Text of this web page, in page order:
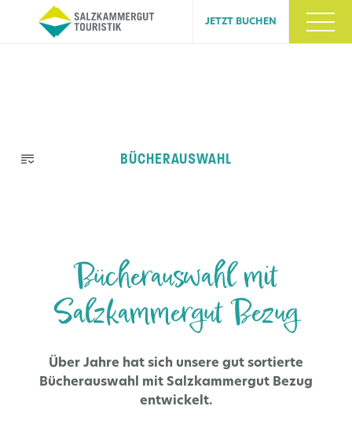
JETZT BUCHEN
Navigation
BÜCHERAUSWAHL
Bücherauswahl mit
Salzkammergut Bezug
Über Jahre hat sich unsere gut sortierte
Bücherauswahl mit Salzkammergut Bezug
entwickelt.